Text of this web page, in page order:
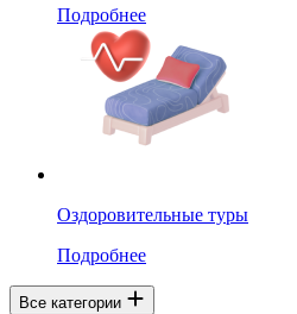
Подробнее
Оздоровительные туры
Подробнее
Все категории